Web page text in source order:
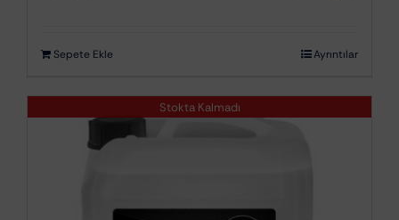
Sepete Ekle Ayrıntılar
Stokta Kalmadı